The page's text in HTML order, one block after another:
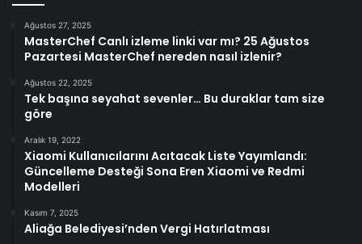
Ağustos 27, 2025
MasterChef Canlı izleme linki var mı? 25 Ağustos
Pazartesi MasterChef nereden nasıl izlenir?
Ağustos 22, 2025
Tek başına seyahat sevenler… Bu duraklar tam size
göre
Aralık 19, 2022
Xiaomi Kullanıcılarını Acıtacak Liste Yayımlandı:
Güncelleme Desteği Sona Eren Xiaomi ve Redmi
Modelleri
Kasım 7, 2025
Aliağa Belediyesi’nden Vergi Hatırlatması